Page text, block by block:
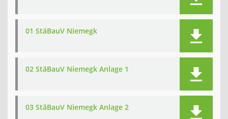
01 StäBauV Niemegk
02 StäBauV Niemegk Anlage 1
03 StäBauV Niemegk Anlage 2